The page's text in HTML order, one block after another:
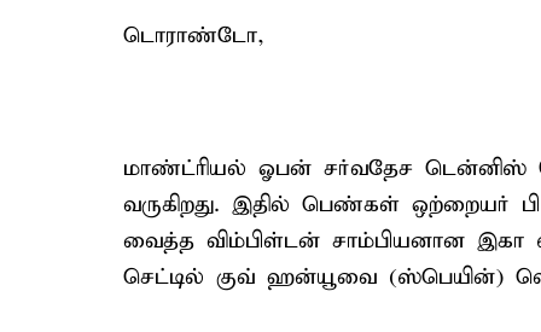
டொராண்டோ,
மாண்ட்ரியல் ஓபன் சர்வதேச டென்னிஸ்
வருகிறது. இதில் பெண்கள் ஒற்றையர்
வைத்த விம்பிள்டன் சாம்பியனான இகா
செட்டில் குவ் ஹன்யூவை (ஸ்பெயின்)